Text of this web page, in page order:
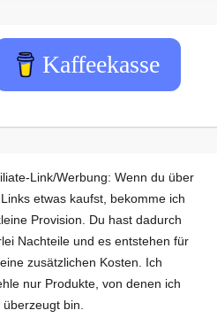
Kaffeekasse
Link/Werbung: Wenn du über
etwas kaufst, bekomme ich
Provision. Du hast dadurch
Nachteile und es entstehen für
zusätzlichen Kosten. Ich
nur Produkte, von denen ich
bin.